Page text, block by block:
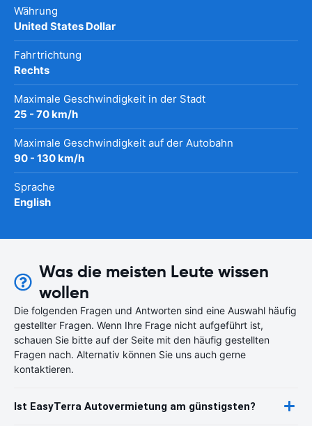
Währung
United States Dollar
Fahrtrichtung
Rechts
Maximale Geschwindigkeit in der Stadt
25 - 70 km/h
Maximale Geschwindigkeit auf der Autobahn
90 - 130 km/h
Sprache
English
Was die meisten Leute wissen
wollen
Die folgenden Fragen und Antworten sind eine Auswahl häufig
gestellter Fragen. Wenn Ihre Frage nicht aufgeführt ist,
schauen Sie bitte auf der Seite mit den häufig gestellten
Fragen nach. Alternativ können Sie uns auch gerne
kontaktieren.
Ist EasyTerra Autovermietung am günstigsten?